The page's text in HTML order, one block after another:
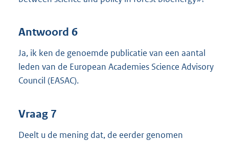
Antwoord 6
Ja, ik ken de genoemde publicatie van een aantal
leden van de European Academies Science Advisory
Council (EASAC).
Vraag 7
Deelt u de mening dat, de eerder genomen